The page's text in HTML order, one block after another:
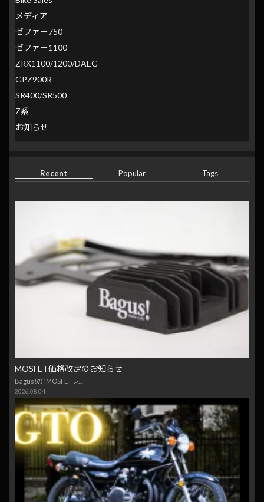
メディア
ゼファー750
ゼファー1100
ZRX1100/1200/DAEG
GPZ900R
SR400/SR500
Z系
お知らせ
Recent Popular Tags
MOSFET価格改定のお知らせ
Bagus!の“MOSFETレ…
2026.08.04